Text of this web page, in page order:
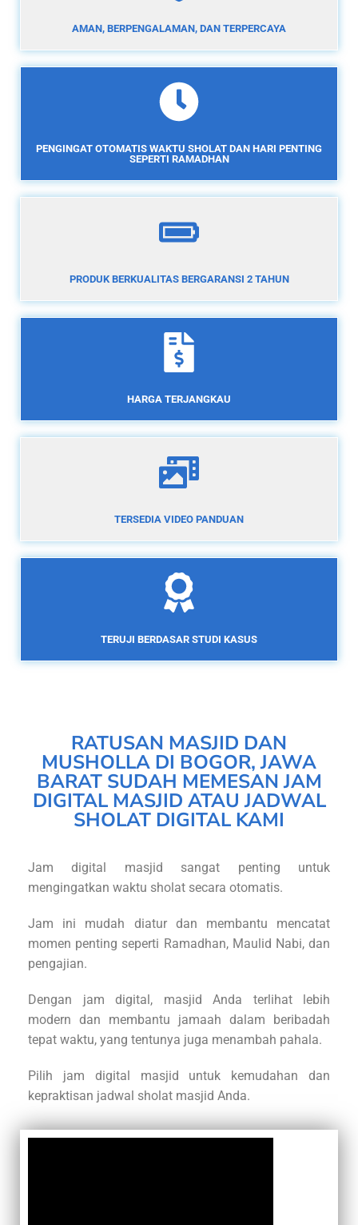
AMAN, BERPENGALAMAN, DAN TERPERCAYA
PENGINGAT OTOMATIS WAKTU SHOLAT DAN HARI PENTING
SEPERTI RAMADHAN
PRODUK BERKUALITAS BERGARANSI 2 TAHUN
HARGA TERJANGKAU
TERSEDIA VIDEO PANDUAN
TERUJI BERDASAR STUDI KASUS
RATUSAN MASJID DAN
MUSHOLLA DI BOGOR, JAWA
BARAT SUDAH MEMESAN JAM
DIGITAL MASJID ATAU JADWAL
SHOLAT DIGITAL KAMI
Jam digital masjid sangat penting untuk
mengingatkan waktu sholat secara otomatis.
Jam ini mudah diatur dan membantu mencatat
momen penting seperti Ramadhan, Maulid Nabi, dan
pengajian.
Dengan jam digital, masjid Anda terlihat lebih
modern dan membantu jamaah dalam beribadah
tepat waktu, yang tentunya juga menambah pahala.
Pilih jam digital masjid untuk kemudahan dan
kepraktisan jadwal sholat masjid Anda.